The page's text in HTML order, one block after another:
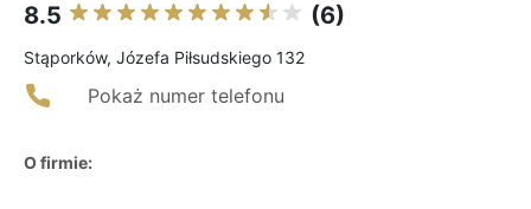
8.5 (6)
Stąporków, Józefa Piłsudskiego 132
Pokaż numer telefonu
O firmie: